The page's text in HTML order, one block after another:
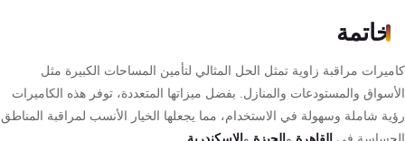
خاتمة
مراقبة زاوية تمثل الحل المثالي لتأمين المساحات الكبيرة مثل
والمستودعات والمنازل. بفضل ميزاتها المتعددة، توفر هذه الكاميرات
شاملة وسهولة في الاستخدام، مما يجعلها الخيار الأنسب لمراقبة المناطق